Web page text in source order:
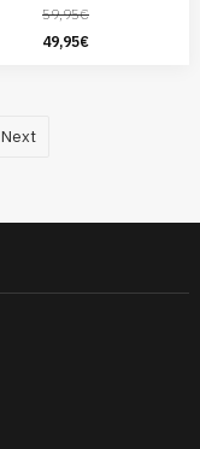
59,95€
49,95€
Next